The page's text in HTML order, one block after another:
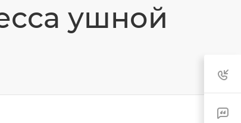
ушной